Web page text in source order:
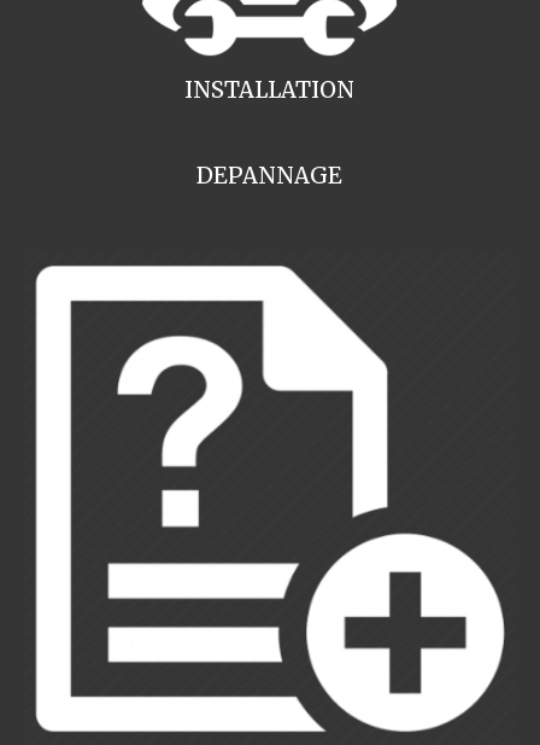
INSTALLATION
DEPANNAGE